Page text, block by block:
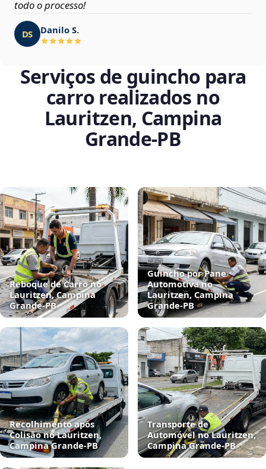
todo o processo!
DS Danilo S.
Serviços de guincho para
carro realizados no
Lauritzen, Campina
Grande‑PB
Reboque de Carro no
Lauritzen, Campina
Grande‑PB
Guincho por Pane
Automotiva no
Lauritzen, Campina
Grande‑PB
Recolhimento após
Colisão no Lauritzen,
Campina Grande‑PB
Transporte de
Automóvel no Lauritzen,
Campina Grande‑PB